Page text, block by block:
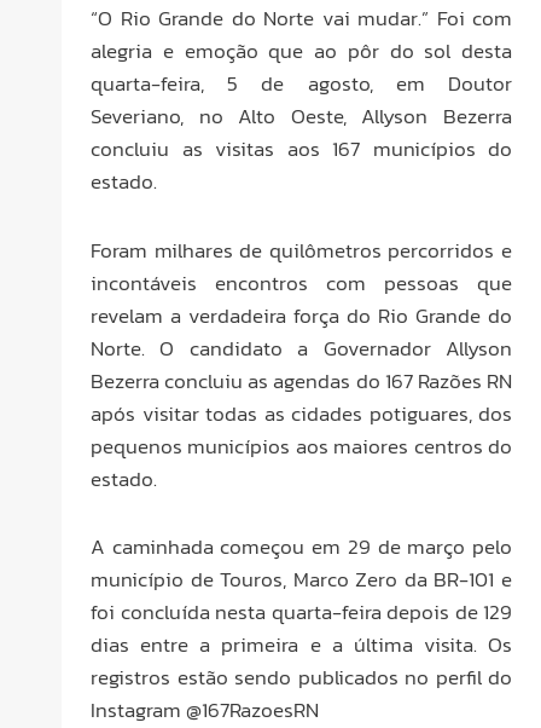
“O Rio Grande do Norte vai mudar.” Foi com
alegria e emoção que ao pôr do sol desta
quarta-feira, 5 de agosto, em Doutor
Severiano, no Alto Oeste, Allyson Bezerra
concluiu as visitas aos 167 municípios do
estado.
Foram milhares de quilômetros percorridos e
incontáveis encontros com pessoas que
revelam a verdadeira força do Rio Grande do
Norte. O candidato a Governador Allyson
Bezerra concluiu as agendas do 167 Razões RN
após visitar todas as cidades potiguares, dos
pequenos municípios aos maiores centros do
estado.
A caminhada começou em 29 de março pelo
município de Touros, Marco Zero da BR-101 e
foi concluída nesta quarta-feira depois de 129
dias entre a primeira e a última visita. Os
registros estão sendo publicados no perfil do
Instagram @167RazoesRN